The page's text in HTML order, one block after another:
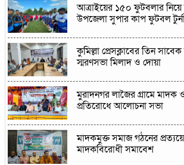
আত্রাইয়ের ১৫০ ফুটবলার
উপজেলা সুপার কাপ ফুটবল
কুমিল্লা প্রেসক্লাবের তিন
স্মরণসভা মিলাদ ও দোয়া
মুরাদনগর লাজৈর গ্ৰামে মাদক
প্রতিরোধে আলোচনা সভা
মাদকমুক্ত সমাজ গঠনের প্রত্যয়ে
মাদকবিরোধী সমাবেশ